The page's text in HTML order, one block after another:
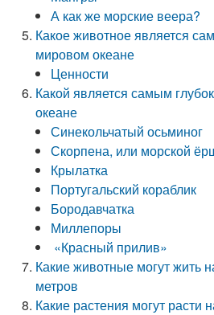
А как же морские веера?
Какое животное является
мировом океане
Ценности
Какой является самым
океане
Синекольчатый осьминог
Скорпена, или морской
Крылатка
Португальский кораблик
Бородавчатка
Миллепоры
«Красный прилив»
Какие животные могут жить
метров
Какие растения могут расти